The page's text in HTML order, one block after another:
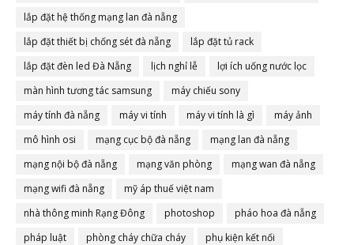
lắp đặt hệ thống mạng lan đà nẵng
lắp đặt thiết bị chống sét đà nẵng
lắp đặt tủ rack
lắp đặt đèn led Đà Nẵng
lịch nghỉ lễ
lợi ích uống nước lọc
màn hình tương tác samsung
máy chiếu sony
máy tính đà nẵng
máy vi tính máy vi tính là gì
máy ảnh
mô hình osi
mạng cục bộ đà nẵng
mạng lan đà nẵng
mạng nội bộ đà nẵng
mạng văn phòng
mạng wan đà nẵng
mạng wifi đà nẵng
mỹ áp thuế việt nam
nhà thông minh Rạng Đông
photoshop
pháo hoa đà nẵng
pháp luật
phòng cháy chữa cháy
phụ kiện kết nối